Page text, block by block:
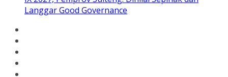
Langgar Good Governance